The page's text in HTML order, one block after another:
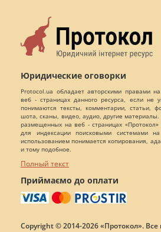
Юридические оговорки
Protocol.ua обладает авторскими правами
веб - страницах данного ресурса, если не
понимаются тексты, комментарии, статьи,
шота, сканы, видео, аудио, другие
размещенных на веб - страницах «Протокол»
для индексации поисковыми системами
использованием понимается копирования,
и тому подобное.
Полный текст
Приймаємо до оплати
Copyright © 2014-2026 «Протокол».